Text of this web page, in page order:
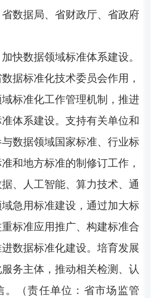
数据局、省财政厅、省政府
加快数据领域标准体系建设。
据标准化技术委员会作用，
标准化工作管理机制，推进
体系建设。支持有关单位和
数据领域国家标准、行业标
和地方标准的制修订工作，
、人工智能、算力技术、通
急用标准建设，通过加大标
标准应用推广、构建标准合
数据标准化建设。培育发展
务主体，推动相关检测、认
。（责任单位：省市场监管